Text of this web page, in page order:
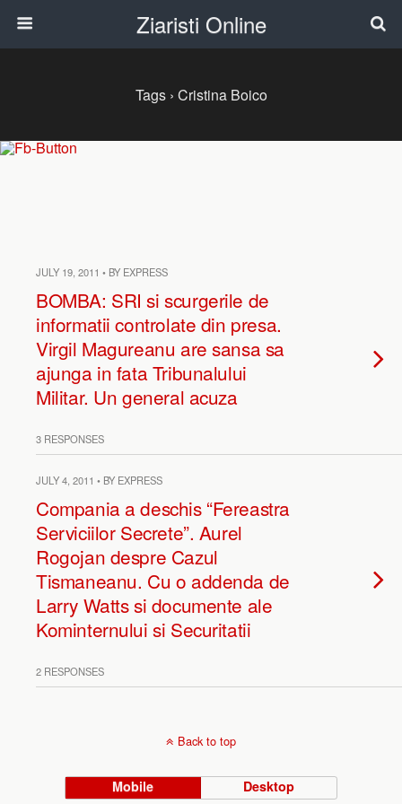
Ziaristi Online
Tags › Cristina Boico
JULY 19, 2011 • BY EXPRESS
BOMBA: SRI si scurgerile de
informatii controlate din presa.
Virgil Magureanu are sansa sa
ajunga in fata Tribunalului
Militar. Un general acuza
3 RESPONSES
JULY 4, 2011 • BY EXPRESS
Compania a deschis “Fereastra
Serviciilor Secrete”. Aurel
Rogojan despre Cazul
Tismaneanu. Cu o addenda de
Larry Watts si documente ale
Kominternului si Securitatii
2 RESPONSES
Back to top
Mobile Desktop